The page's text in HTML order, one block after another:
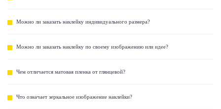
Можно ли заказать наклейку индивидуального размера?
Можно ли заказать наклейку по своему изображению или идее?
Чем отличается матовая пленка от глянцевой?
Что означает зеркальное изображение наклейки?